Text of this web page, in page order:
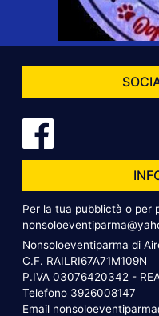
Per la tua pubblictà o per
Nonsoloeventiparma di
C.F. RAILRI67A71M109N
P.IVA 03076420342 -
Telefono 3926008147
Email